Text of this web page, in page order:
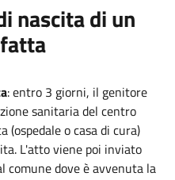
nascita di un
: entro 3 giorni, il genitore
sanitaria del centro
(ospedale o casa di cura)
L'atto viene poi inviato
comune dove è avvenuta la